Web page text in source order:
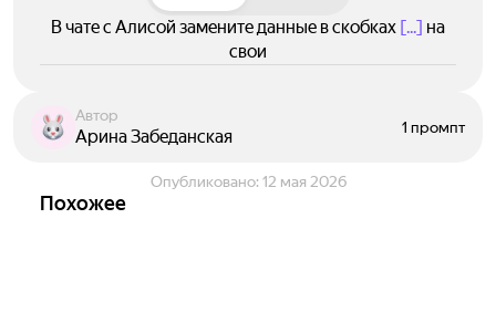
В чате с Алисой замените данные в скобках [...] на
свои
Автор
Арина Забеданская 1 промпт
Опубликовано: 12 мая 2026
Похожее